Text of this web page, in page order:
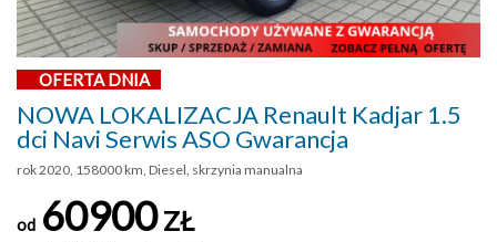
OFERTA DNIA
NOWA LOKALIZACJA Renault Kadjar 1.5
dci Navi Serwis ASO Gwarancja
rok 2020, 158000 km, Diesel, skrzynia manualna
od 60900ZŁ